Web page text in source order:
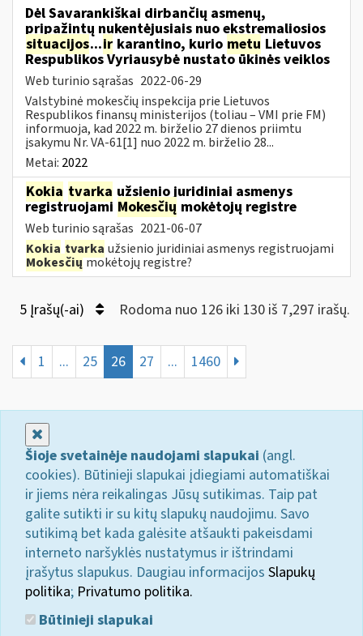
Dėl Savarankiškai dirbančių asmenų,
pripažintų nukentėjusiais nuo ekstremaliosios
situacijos...ir karantino, kurio metu Lietuvos
Respublikos Vyriausybė nustato ūkinės veiklos
Web turinio sąrašas 2022-06-29
Valstybinė mokesčių inspekcija prie Lietuvos
Respublikos finansų ministerijos (toliau – VMI prie FM)
informuoja, kad 2022 m. birželio 27 dienos priimtu
įsakymu Nr. VA-61[1] nuo 2022 m. birželio 28...
Metai: 2022
Kokia tvarka užsienio juridiniai asmenys
registruojami Mokesčių mokėtojų registre
Web turinio sąrašas 2021-06-07
Kokia tvarka užsienio juridiniai asmenys registruojami
Mokesčiųmokėtojų registre?
5 Įrašų(-ai) Rodoma nuo 126 iki 130 iš 7,297 irašų.
1 ... 25 26 27 ... 1460
Šioje svetainėje naudojami slapukai (angl.
cookies). Būtinieji slapukai įdiegiami automatiškai
ir jiems nėra reikalingas Jūsų sutikimas. Taip pat
galite sutikti ir su kitų slapukų naudojimu. Savo
sutikimą bet kada galėsite atšaukti pakeisdami
interneto naršyklės nustatymus ir ištrindami
įrašytus slapukus. Daugiau informacijos Slapukų
politika; Privatumo politika.
Būtinieji slapukai